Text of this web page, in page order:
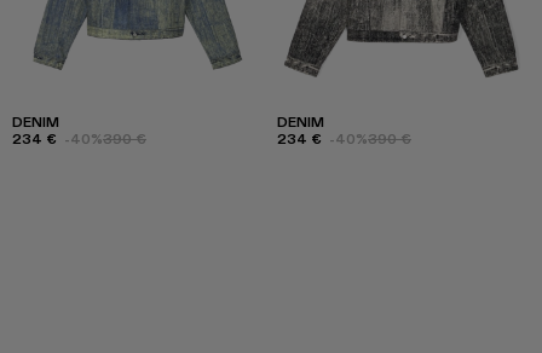
DENIM
234 € -40%390 €
DENIM
234 € -40%390 €